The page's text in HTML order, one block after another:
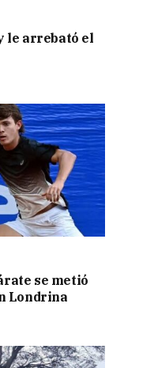
le arrebató el
se metió
Londrina